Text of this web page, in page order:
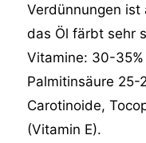
Verdünnungen ist
das Öl färbt sehr
Vitamine: 30-
Palmitinsäure 25-
Carotinoide,
(Vitamin E).